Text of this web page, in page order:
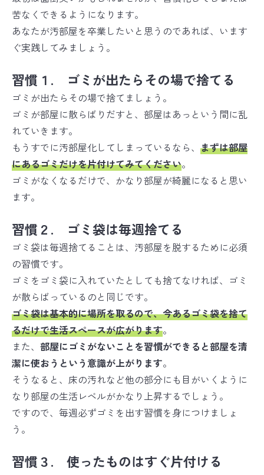
苦なくできるようになります。
あなたが汚部屋を卒業したいと思うのであれば、います
ぐ実践してみましょう。
習慣１. ゴミが出たらその場で捨てる
ゴミが出たらその場で捨てましょう。
ゴミが部屋に散らばりだすと、部屋はあっという間に乱
れていきます。
もうすでに汚部屋化してしまっているなら、 まずは部屋
にあるゴミだけを片付けてみてください。
ゴミがなくなるだけで、かなり部屋が綺麗になると思い
ます。
習慣２. ゴミ袋は毎週捨てる
ゴミ袋は毎週捨てることは、汚部屋を脱するために必須
の習慣です。
ゴミをゴミ袋に入れていたとしても捨てなければ、ゴミ
が散らばっているのと同じです。
ゴミ袋は基本的に場所を取るので、今あるゴミ袋を捨て
るだけで生活スペースが広がります。
また、 部屋にゴミがないことを習慣ができると部屋を清
潔に使おうという意識が上がります。
そうなると、床の汚れなど他の部分にも目がいくように
なり部屋の生活レベルがかなり上昇するでしょう。
ですので、毎週必ずゴミを出す習慣を身につけましょ
う。
習慣３. 使ったものはすぐ片付ける